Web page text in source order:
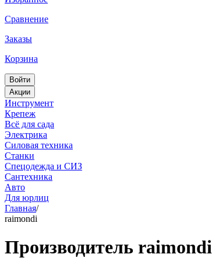
Сравнение
Заказы
Корзина
Войти
Акции
Инструмент
Крепеж
Всё для сада
Электрика
Силовая техника
Станки
Спецодежда и СИЗ
Сантехника
Авто
Для юрлиц
Главная/
raimondi
Производитель raimondi